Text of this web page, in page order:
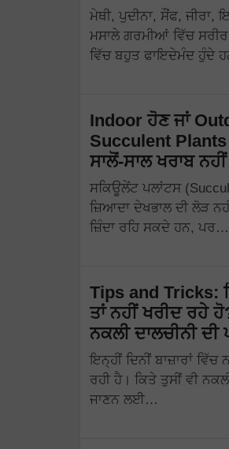
ਮੇਥੀ, ਪੁਦੀਨਾ, ਸੌਂਫ,
ਮਸਾਲੇ ਗਰਮੀਆਂ ਵਿੱਚ
ਵਿੱਚ ਬਹੁਤ ਫਾਇਦੇਮੰਦ ਹੁੰਦੇ
Indoor ਹੋਣ ਜਾਂ
Succulent
ਸਾਲੋਂ-ਸਾਲ ਖਰਾਬ
ਸਕਿਊਲੇਂਟ ਪਲਾਂਟਸ
ਜ਼ਿਆਦਾ ਦੇਖਭਾਲ ਦੀ ਲੋੜ
ਜ਼ਿੰਦਾ ਰਹਿ ਸਕਦੇ ਹਨ, ਪਰ…
Tips and Tricks:
ਤਾਂ ਨਹੀਂ ਖਰੀਦ ਰਹੇ
ਨਕਲੀ ਦਾਲਚੀਨੀ ਦੀ
ਇਨ੍ਹੀਂ ਦਿਨੀਂ ਬਾਜ਼ਾਰਾਂ ਵਿੱਚ
ਰਹੀ ਹੈ। ਕਿਤੇ ਤੁਸੀਂ ਵੀ
ਜਾਣਨ ਲਈ…